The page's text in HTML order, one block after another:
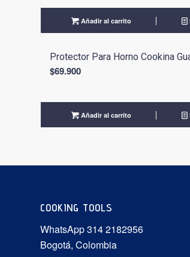
Añadir al carrito
Protector Para Horno Cookina
$69.900
Añadir al carrito
COOKING TOOLS
WhatsApp 314 2182956
Bogotá, Colombia